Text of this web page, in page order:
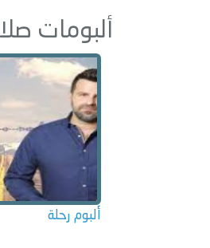
ألبومات
ألبوم رحلة